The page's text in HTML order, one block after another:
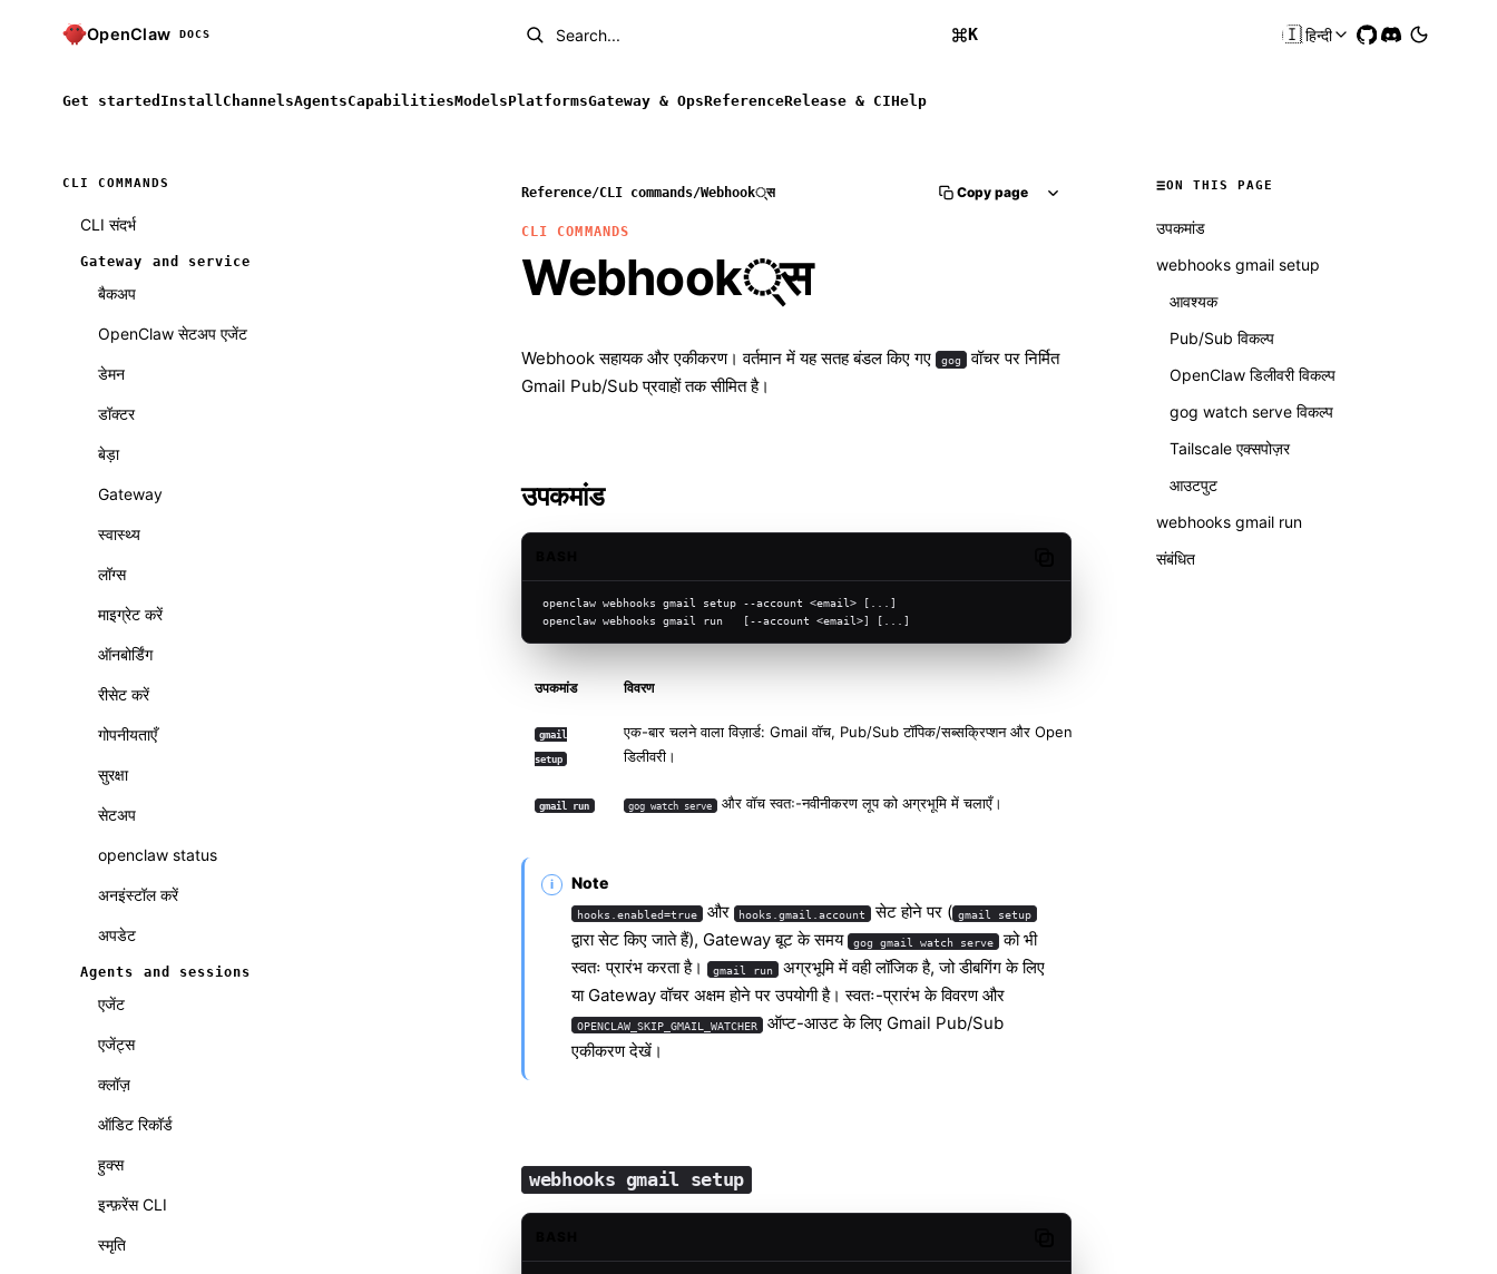
OpenClaw DOCS Search... K 🇮🇳हिन्दी
Get started Install ChannelsAgentsCapabilitiesModelsPlatformsGateway & OpsReferenceRelease & CIHelp
CLI COMMANDS
CLI संदर्भ
Gateway and service
बैकअप
OpenClaw सेटअप एजेंट
डेमन
डॉक्टर
बेड़ा
Gateway
स्वास्थ्य
लॉग्स
माइग्रेट करें
ऑनबोर्डिंग
रीसेट करें
गोपनीयताएँ
सुरक्षा
सेटअप
openclaw status
अनइंस्टॉल करें
अपडेट
Agents and sessions
एजेंट
एजेंट्स
क्लॉज़
ऑडिट रिकॉर्ड
हुक्स
इन्फ़रेंस CLI
स्मृति
Reference/CLI commands/Webhook्स Copy page
CLI COMMANDS
Webhook्स
Webhook सहायक और एकीकरण। वर्तमान में यह सतह बंडल किए गए gog वॉचर पर निर्मित
Gmail Pub/Sub प्रवाहों तक सीमित है।
उपकमांड
openclaw webhooks gmail setup --account <email> [...]
openclaw webhooks gmail run   [--account <email>] [...]
उपकमांड विवरण
gmail
setup
एक-बार चलने वाला विज़ार्ड: Gmail वॉच, Pub/Sub टॉपिक/सब्सक्रिप्शन और OpenClaw हुक
डिलीवरी।
gmail run gog watch serve और वॉच स्वतः-नवीनीकरण लूप को अग्रभूमि में चलाएँ।
Note
hooks.enabled=true और hooks.gmail.account सेट होने पर ( gmail setup
द्वारा सेट किए जाते हैं), Gateway बूट के समय gog gmail watch serve को भी
स्वतः प्रारंभ करता है।
gmail run अग्रभूमि में वही लॉजिक है, जो डीबगिंग के लिए
या Gateway वॉचर अक्षम होने पर उपयोगी है। स्वतः-प्रारंभ के विवरण और
OPENCLAW_SKIP_GMAIL_WATCHER ऑप्ट-आउट के लिए Gmail Pub/Sub
एकीकरणदेखें।
webhooks gmail setup
ON THIS PAGE
उपकमांड
webhooks gmail setup
आवश्यक
Pub/Sub विकल्प
OpenClaw डिलीवरी विकल्प
gog watch serve विकल्प
Tailscale एक्सपोज़र
आउटपुट
webhooks gmail run
संबंधित